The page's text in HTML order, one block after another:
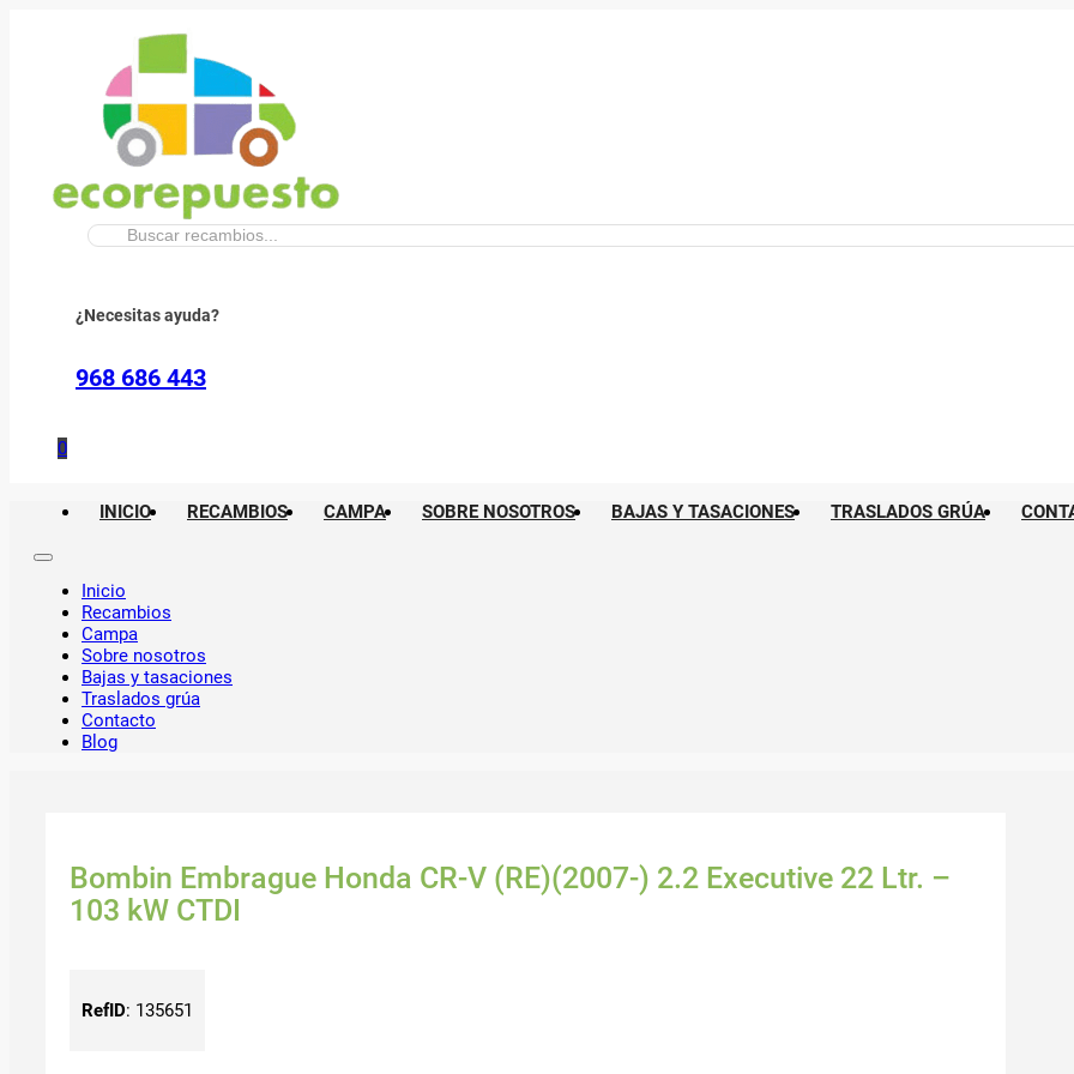
Buscar:
¿Necesitas ayuda?
968 686 443
0
INICIO RECAMBIOS CAMPA SOBRE NOSOTROS BAJAS Y TASACIONES TRASLADOS GRÚA
Inicio
Recambios
Campa
Sobre nosotros
Bajas y tasaciones
Traslados grúa
Contacto
Blog
Bombin Embrague Honda CR-V (RE)(2007-) 2.2 Executive 22 Ltr. –
103 kW CTDI
RefID: 135651